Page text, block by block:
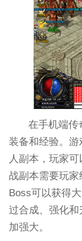
在手机端传
装备和经验。
人副本，玩家
战副本需要玩
Boss可以获得
过合成、强化
加强大。